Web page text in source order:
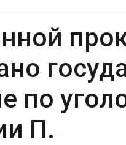
по
П.